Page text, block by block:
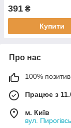
BOXER, оригінальні
номери:
391 ₴
Купити
Про нас
100%
Працює з
м. Київ
вул.